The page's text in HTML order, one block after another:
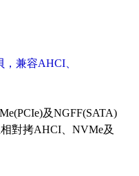
兼容AHCI、
及NGFF(SATA)
對拷AHCI、NVMe及